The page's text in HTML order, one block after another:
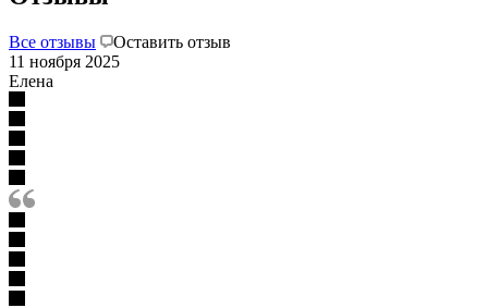
Все отзывы
Оставить отзыв
11 ноября 2025
Елена